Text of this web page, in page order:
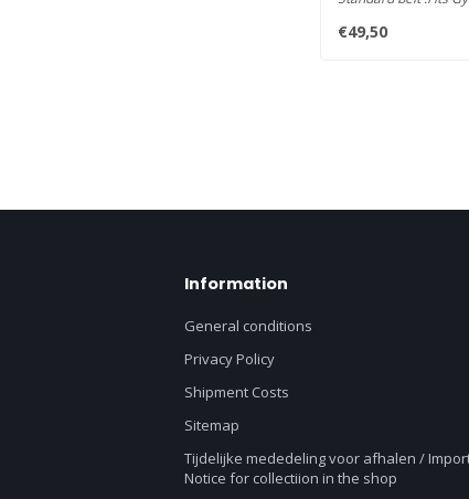
€49,50
Information
General conditions
Privacy Policy
Shipment Costs
Sitemap
Tijdelijke mededeling voor afhalen /
Notice for collectiion in the shop